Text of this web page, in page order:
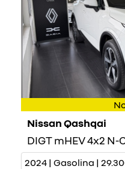
Nissan Qashqai
2024 | Gasolina |